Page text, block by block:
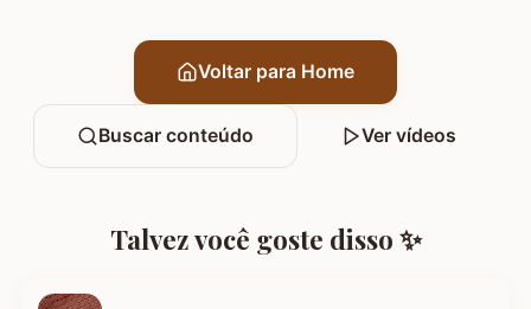
Voltar para Home
Buscar conteúdo Ver vídeos
Talvez você goste disso ✨